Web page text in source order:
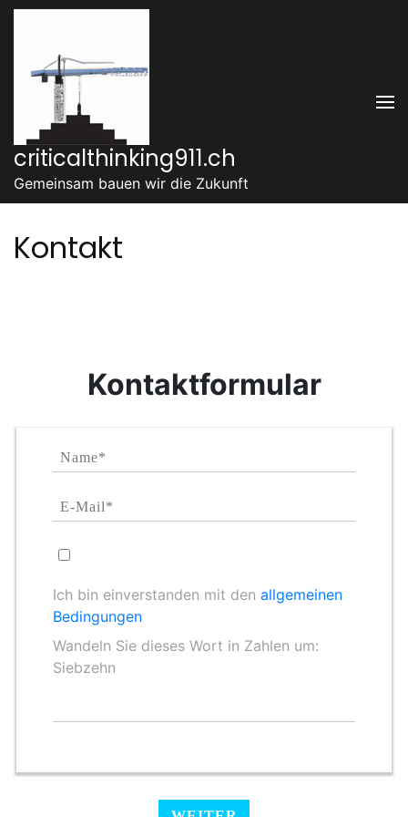
Zum
springen
(Enter
drücken)
criticalthinking911.ch
Gemeinsam bauen wir die Zukunft
Kontakt
Kontaktformular
Ich bin einverstanden mit denallgemeinen
Bedingungen
Wandeln Sie dieses Wort in Zahlen um:
Siebzehn